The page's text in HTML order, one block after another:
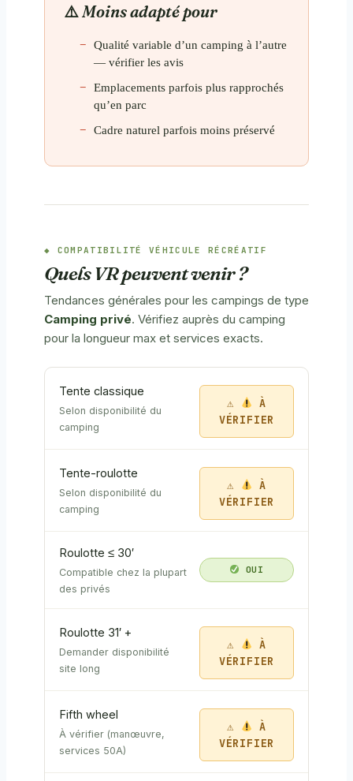
Moins adapté pour
Qualité variable d’un camping à l’autre
— vérifier les avis
Emplacements parfois plus rapprochés
qu’en parc
Cadre naturel parfois moins préservé
COMPATIBILITÉ VÉHICULE RÉCRÉATIF
Quels VR peuvent venir ?
Tendances générales pour les campings de type
Camping privé. Vérifiez auprès du camping
pour la longueur max et services exacts.
Tente classique
Selon disponibilité du
camping
À
VÉRIFIER
Tente-roulotte
Selon disponibilité du
camping
À
VÉRIFIER
Roulotte ≤ 30′
Compatible chez la plupart
des privés
OUI
Roulotte 31′ +
Demander disponibilité
site long
À
VÉRIFIER
Fifth wheel
À vérifier (manœuvre,
services 50A)
À
VÉRIFIER